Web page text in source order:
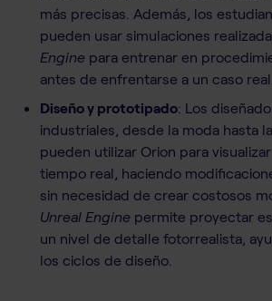
más precisas. Además, los
pueden usar simulaciones
Engine para entrenar en
antes de enfrentarse a un caso real.
Diseño y prototipado: Los
industriales, desde la moda hasta
pueden utilizar Orion para
tiempo real, haciendo
sin necesidad de crear costosos
Unreal Engine permite proyectar
un nivel de detalle fotorrealista,
los ciclos de diseño.